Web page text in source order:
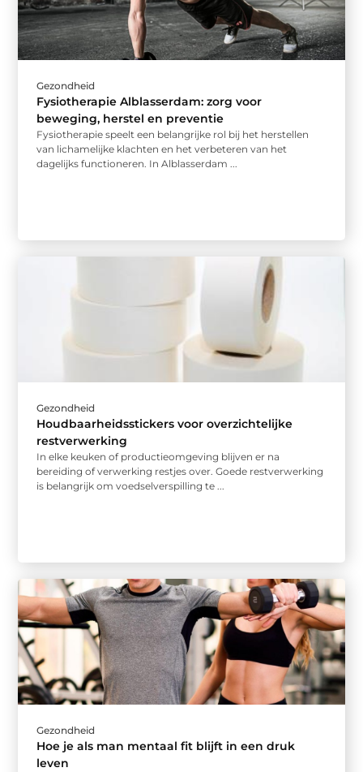
Gezondheid
Fysiotherapie Alblasserdam: zorg voor
beweging, herstel en preventie
Fysiotherapie speelt een belangrijke rol bij het herstellen
van lichamelijke klachten en het verbeteren van het
dagelijks functioneren. In Alblasserdam ...
Gezondheid
Houdbaarheidsstickers voor overzichtelijke
restverwerking
In elke keuken of productieomgeving blijven er na
bereiding of verwerking restjes over. Goede restverwerking
is belangrijk om voedselverspilling te ...
Gezondheid
Hoe je als man mentaal fit blijft in een druk
leven